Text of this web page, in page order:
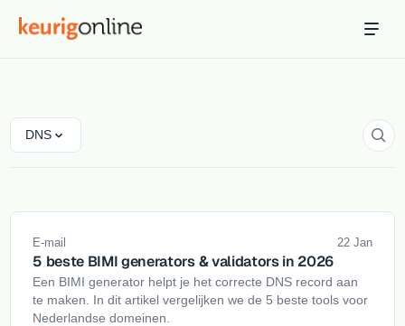
Hosting & servers
Support & kennisbank
Ontdek
Blog & tools
DNS
E-mail 22 Jan
5 beste BIMI generators & validators in 2026
Een BIMI generator helpt je het correcte DNS record aan
te maken. In dit artikel vergelijken we de 5 beste tools voor
Nederlandse domeinen.